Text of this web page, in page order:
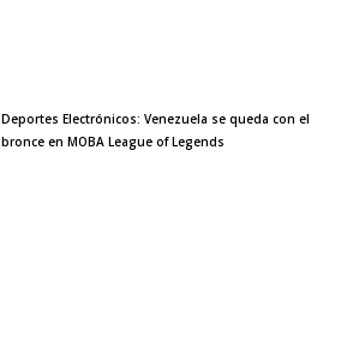
Deportes Electrónicos: Venezuela se queda con el
bronce en MOBA League of Legends